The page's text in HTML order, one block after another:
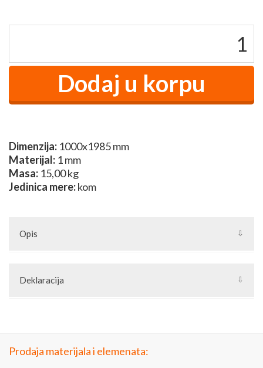
Dimenzija: 1000x1985 mm
Materijal: 1 mm
Masa: 15,00 kg
Jedinica mere:kom
Opis
dodatna ispuna koja za razliku od elemenata od kovanog gvožđa
potpuno zatvara sekcije kovanih kapija, kovanih ograda ili drugih
Deklaracija
Prodaja materijala i elemenata: